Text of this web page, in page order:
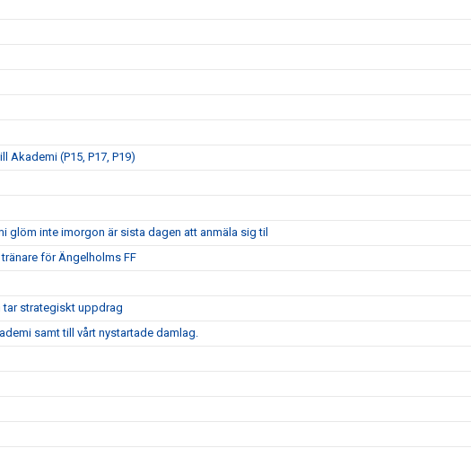
Akademi (P15, P17, P19)
glöm inte imorgon är sista dagen att anmäla sig til
för Ängelholms FF
tar strategiskt uppdrag
samt till vårt nystartade damlag.